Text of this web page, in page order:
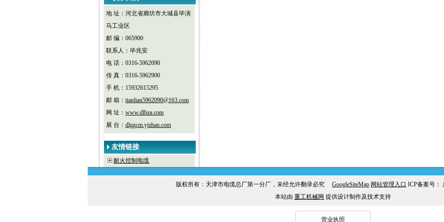
地 址：河北省廊坊市大城县毕演
马工业区
邮 编：065900
联系人：毕兆安
电 话：0316-5962090
传 真：0316-5962900
手 机：15932615295
邮 箱： tianlian5962090@163.com
网 址： www.dlbza.com
展 台： dlggcm.yjzhan.com
友情链接
耐火控制电缆
版权所有：天津市电缆总厂第一分厂，未经允许翻录必究 GoogleSiteMap 网站管理入口 ICP备案号：
本站由 重工机械网 提供设计制作及技术支持
营业执照